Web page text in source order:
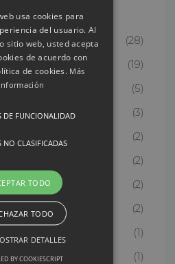
(28)
(19)
(5)
(3)
(2)
(2)
(2)
(2)
(1)
(1)
usa cookies para
del usuario. Al
sitio web, usted acepta
de acuerdo con
de cookies. Más
información
DE FUNCIONALIDAD
NO CLASIFICADAS
TODO
TODO
DETALLES
BY COOKIESCRIPT